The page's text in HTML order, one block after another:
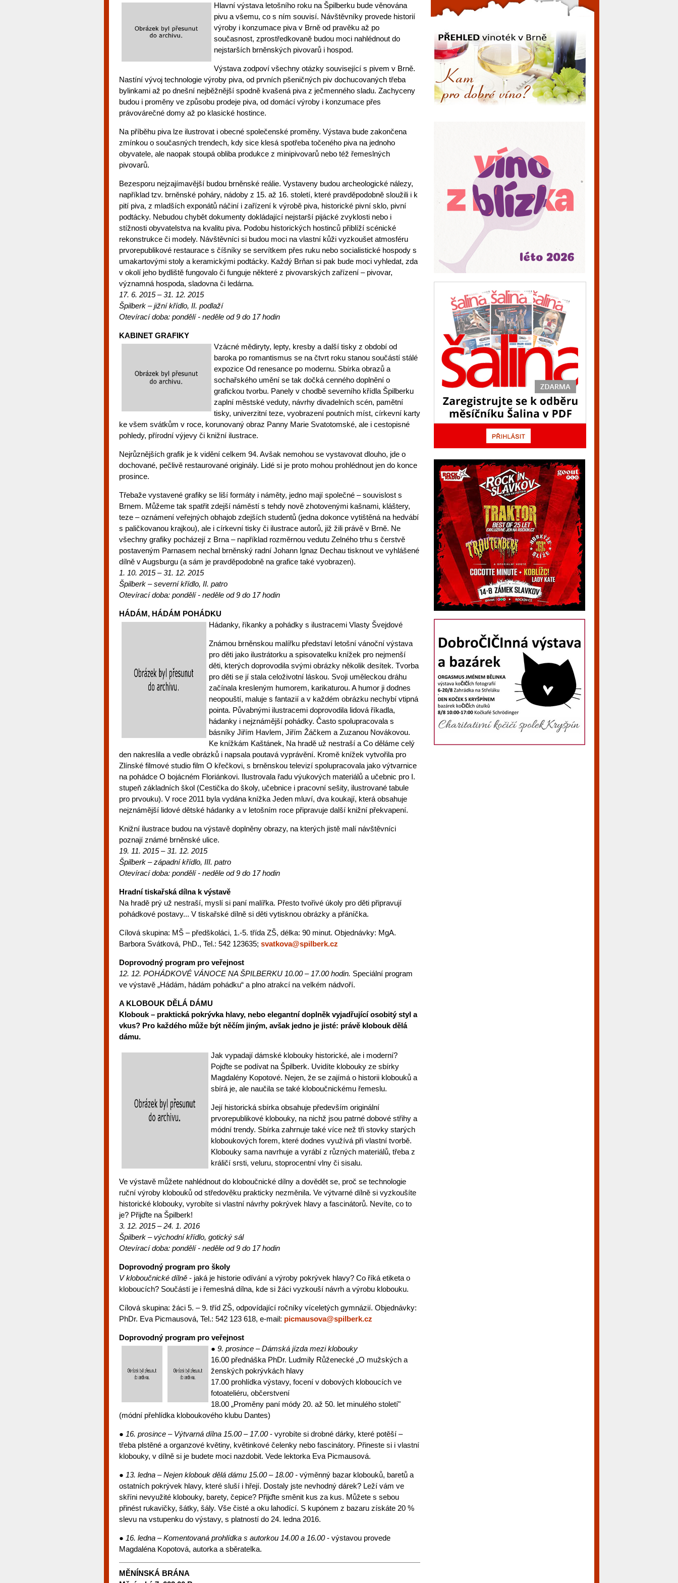
Hlavní výstava letošního roku na Špilberku bude věnována
pivu a všemu, co s ním souvisí. Návštěvníky provede historií
výroby i konzumace piva v Brně od pravěku až po
současnost, zprostředkovaně budou moci nahlédnout do
nejstarších brněnských pivovarů i hospod.
Výstava zodpoví všechny otázky související s pivem v Brně.
Nastíní vývoj technologie výroby piva, od prvních pšeničných piv dochucovaných třeba
bylinkami až po dnešní nejběžnější spodně kvašená piva z ječmenného sladu. Zachyceny
budou i proměny ve způsobu prodeje piva, od domácí výroby i konzumace přes
právovárečné domy až po klasické hostince.
Na příběhu piva lze ilustrovat i obecné společenské proměny. Výstava bude zakončena
zmínkou o současných trendech, kdy sice klesá spotřeba točeného piva na jednoho
obyvatele, ale naopak stoupá obliba produkce z minipivovarů nebo též řemeslných
pivovarů.
Bezesporu nejzajímavější budou brněnské reálie. Vystaveny budou archeologické nálezy,
například tzv. brněnské poháry, nádoby z 15. až 16. století, které pravděpodobně sloužili i k
pití piva, z mladších exponátů náčiní i zařízení k výrobě piva, historické pivní sklo, pivní
podtácky. Nebudou chybět dokumenty dokládající nejstarší pijácké zvyklosti nebo i
stížnosti obyvatelstva na kvalitu piva. Podobu historických hostinců přiblíží scénické
rekonstrukce či modely. Návštěvníci si budou moci na vlastní kůži vyzkoušet atmosféru
prvorepublikové restaurace s číšníky se servítkem přes ruku nebo socialistické hospody s
umakartovými stoly a keramickými podtácky. Každý Brňan si pak bude moci vyhledat, zda
v okolí jeho bydliště fungovalo či funguje některé z pivovarských zařízení – pivovar,
významná hospoda, sladovna či ledárna.
17. 6. 2015 – 31. 12. 2015
Špilberk –jižní křídlo, II. podlaží
Otevírací doba: pondělí - neděle od9 do 17hodin
KABINET GRAFIKY
Vzácné mědiryty, lepty, kresby a další tisky z období od
baroka po romantismus se na čtvrt roku stanou součástí stálé
expozice Od renesance po modernu. Sbírka obrazů a
sochařského umění se tak dočká cenného doplnění o
grafickou tvorbu. Panely v chodbě severního křídla Špilberku
zaplní městské veduty, návrhy divadelních scén, pamětní
tisky, univerzitní teze, vyobrazení poutních míst, církevní karty
ke všem svátkům v roce, korunovaný obraz Panny Marie Svatotomské, ale i cestopisné
pohledy, přírodní výjevy či knižní ilustrace.
Nejrůznějších grafik je k vidění celkem 94. Avšak nemohou se vystavovat dlouho, jde o
dochované, pečlivě restaurované originály. Lidé si je proto mohou prohlédnout jen do konce
prosince.
Třebaže vystavené grafiky se liší formáty i náměty, jedno mají společné – souvislost s
Brnem. Můžeme tak spatřit zdejší náměstí s tehdy nově zhotovenými kašnami, kláštery,
teze – oznámení veřejných obhajob zdejších studentů (jedna dokonce vytištěná na hedvábí
s paličkovanou krajkou), ale i církevní tisky či ilustrace autorů, již žili právě v Brně. Ne
všechny grafiky pocházejí z Brna – například rozměrnou vedutu Zelného trhu s čerstvě
postaveným Parnasem nechal brněnský radní Johann Ignaz Dechau tisknout ve vyhlášené
dílně v Augsburgu (a sám je pravděpodobně na grafice také vyobrazen).
1. 10. 2015 – 31. 12. 2015
Špilberk – severní křídlo, II. patro
Otevírací doba: pondělí - neděle od9 do 17hodin
HÁDÁM, HÁDÁM POHÁDKU
Hádanky, říkanky a pohádky s ilustracemi Vlasty Švejdové
Známou brněnskou malířku představí letošní vánoční výstava
pro děti jako ilustrátorku a spisovatelku knížek pro nejmenší
děti, kterých doprovodila svými obrázky několik desítek. Tvorba
pro děti se jí stala celoživotní láskou. Svoji uměleckou dráhu
začínala kresleným humorem, karikaturou. A humor ji dodnes
neopouští, maluje s fantazií a v každém obrázku nechybí vtipná
pointa. Půvabnými ilustracemi doprovodila lidová říkadla,
hádanky i nejznámější pohádky. Často spolupracovala s
básníky Jiřím Havlem, Jiřím Žáčkem a Zuzanou Novákovou.
Ke knížkám Kaštánek, Na hradě už nestraší a Co děláme celý
den nakreslila a vedle obrázků i napsala poutavá vyprávění. Kromě knížek vytvořila pro
Zlínské filmové studio film O křečkovi, s brněnskou televizí spolupracovala jako výtvarnice
na pohádce O bojácném Floriánkovi. Ilustrovala řadu výukových materiálů a učebnic pro I.
stupeň základních škol (Cestička do školy, učebnice i pracovní sešity, ilustrované tabule
pro prvouku). V roce 2011 byla vydána knížka Jeden mluví, dva koukají, která obsahuje
nejznámější lidové dětské hádanky a v letošním roce připravuje další knižní překvapení.
Knižní ilustrace budou na výstavě doplněny obrazy, na kterých jistě malí návštěvníci
poznají známé brněnské ulice.
19. 11. 2015 – 31. 12. 2015
Špilberk – západní křídlo, III. patro
Otevírací doba: pondělí - neděle od9 do 17hodin
Hradní tiskařská dílna k výstavě
Na hradě prý už nestraší, myslí si paní malířka. Přesto tvořivé úkoly pro děti připravují
pohádkové postavy... V tiskařské dílně si děti vytisknou obrázky a přáníčka.
Cílová skupina: MŠ – předškoláci, 1.-5. třída ZŠ, délka: 90 minut. Objednávky: MgA.
Barbora Svátková, PhD., Tel.: 542 123635; svatkova@spilberk.cz
Doprovodný program pro veřejnost
12. 12. POHÁDKOVÉ VÁNOCE NA ŠPILBERKU 10.00 – 17.00 hodin. Speciální program
ve výstavě „Hádám, hádám pohádku“ a plno atrakcí na velkém nádvoří.
A KLOBOUK DĚLÁ DÁMU
Klobouk – praktická pokrývka hlavy, nebo elegantní doplněk vyjadřující osobitý styl a
vkus? Pro každého může být něčím jiným, avšak jedno je jisté: právě klobouk dělá
dámu.
Jak vypadají dámské klobouky historické, ale i moderní?
Pojďte se podívat na Špilberk. Uvidíte klobouky ze sbírky
Magdalény Kopotové. Nejen, že se zajímá o historii klobouků a
sbírá je, ale naučila se také kloboučnickému řemeslu.
Její historická sbírka obsahuje především originální
prvorepublikové klobouky, na nichž jsou patrné dobové střihy a
módní trendy. Sbírka zahrnuje také více než tři stovky starých
kloboukových forem, které dodnes využívá při vlastní tvorbě.
Klobouky sama navrhuje a vyrábí z různých materiálů, třeba z
králičí srsti, veluru, stoprocentní vlny či sisalu.
Ve výstavě můžete nahlédnout do kloboučnické dílny a dovědět se, proč se technologie
ruční výroby klobouků od středověku prakticky nezměnila. Ve výtvarné dílně si vyzkoušíte
historické klobouky, vyrobíte si vlastní návrhy pokrývek hlavy a fascinátorů. Nevíte, co to
je? Přijďte na Špilberk!
3. 12. 2015 – 24. 1. 2016
Špilberk – východní křídlo, gotický sál
Otevírací doba: pondělí - neděle od9 do 17hodin
Doprovodný program pro školy
V kloboučnické dílně - jaká je historie odívání a výroby pokrývek hlavy? Co říká etiketa o
kloboucích? Součástí je i řemeslná dílna, kde si žáci vyzkouší návrh a výrobu klobouku.
Cílová skupina: žáci 5. – 9. tříd ZŠ, odpovídající ročníky víceletých gymnázií. Objednávky:
PhDr. Eva Picmausová, Tel.: 542 123 618, e-mail: picmausova@spilberk.cz
Doprovodný program pro veřejnost
● 9. prosince – Dámská jízda mezi klobouky
16.00 přednáška PhDr. Ludmily Růženecké „O mužských a
ženských pokrývkách hlavy
17.00 prohlídka výstavy, focení v dobových kloboucích ve
fotoateliéru, občerstvení
18.00 „Proměny paní módy 20. až 50. let minulého století"
(módní přehlídka kloboukového klubu Dantes)
● 16. prosince – Výtvarná dílna 15.00 – 17.00- vyrobíte si drobné dárky, které potěší –
třeba plstěné a organzové květiny, květinkové čelenky nebo fascinátory. Přineste si i vlastní
klobouky, v dílně si je budete moci nazdobit. Vede lektorka Eva Picmausová.
● 13. ledna – Nejen klobouk dělá dámu 15.00 – 18.00 - výměnný bazar klobouků, baretů a
ostatních pokrývek hlavy, které sluší i hřejí. Dostaly jste nevhodný dárek? Leží vám ve
skříni nevyužité klobouky, barety, čepice? Přijďte směnit kus za kus. Můžete s sebou
přinést rukavičky, šátky, šály. Vše čisté a oku lahodící. S kupónem z bazaru získáte 20 %
slevu na vstupenku do výstavy, s platností do 24. ledna 2016.
● 16. ledna – Komentovaná prohlídka s autorkou 14.00 a 16.00- výstavou provede
Magdaléna Kopotová, autorka a sběratelka.
MĚNÍNSKÁ BRÁNA